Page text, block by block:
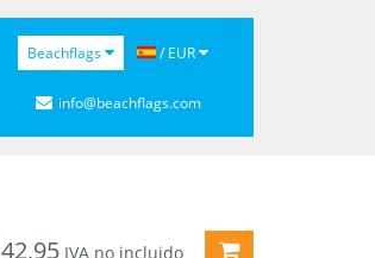
Beachflags / EUR
info@beachflags.com
42,95 IVA no incluido AÑADIR A LA